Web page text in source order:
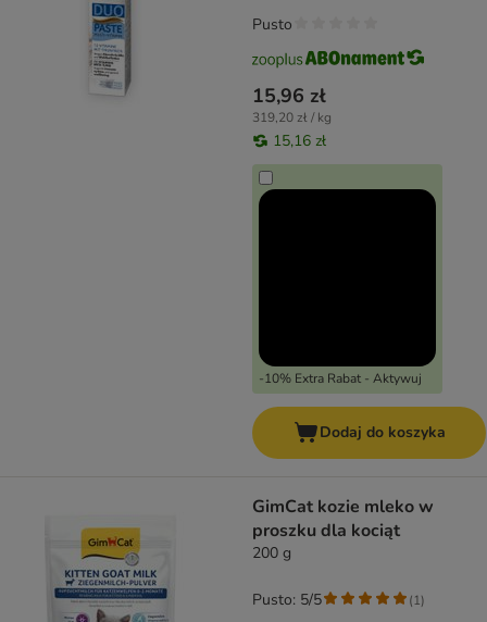
15,96 zł
319,20 zł / kg
15,16 zł
-10% Extra Rabat - Aktywuj
Pusto
Dodaj do koszyka
GimCat kozie mleko w
proszku dla kociąt
200 g
Pusto: 5/5 (1)